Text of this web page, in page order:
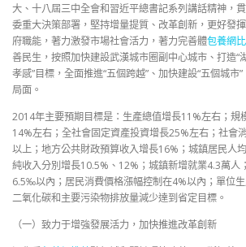
大、十八屆三中全會和習近平總書記系列講話精神，
委重大決策部署，堅持增量提質、改革創新，更好發
府職能，著力激發市場社會活力，著力完善體包養網
善民生，按照加快建設武漢城市圈副中心城市、打造“
孝感”目標，全面推進“五個跨越”、加快建設“五個城市
局面。
2014年主要預期目標是：生產總值增長11%左右；規
14%左右；全社會固定資產投資增長25%左右；社會
以上；地方公共財政預算收入增長16%；城鎮居民人
純收入分別增長10.5%、12%；城鎮新增就業4.3萬人
6.5‰以內；居民消費價格漲幅控制在4%以內；單位
二氧化碳和主要污染物排放量減少達到省定目標。
（一）致力于增強發展活力，加快推進改革創新